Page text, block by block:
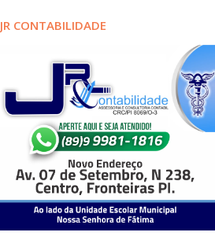
JR CONTABILIDADE